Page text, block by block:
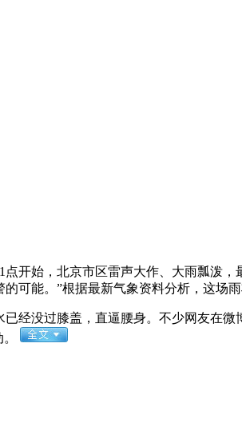
始，北京市区雷声大作、大雨瓢泼，
可能。”根据最新气象资料分析，这场
没过膝盖，直逼腰身。不少网友在微